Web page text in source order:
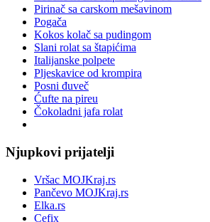
Pirinač sa carskom mešavinom
Pogača
Kokos kolač sa pudingom
Slani rolat sa štapićima
Italijanske polpete
Pljeskavice od krompira
Posni đuveč
Ćufte na pireu
Čokoladni jafa rolat
Njupkovi prijatelji
Vršac MOJKraj.rs
Pančevo MOJKraj.rs
Elka.rs
Cefix